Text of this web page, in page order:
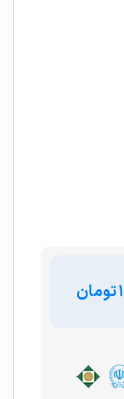
تومان